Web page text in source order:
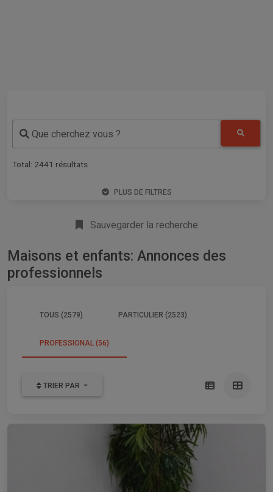
Que cherchez vous ?
Total: 2441 résultats
PLUS DE FILTRES
Sauvegarder la recherche
Maisons et enfants: Annonces des
professionnels
TOUS (2579) PARTICULIER (2523)
PROFESSIONAL (56)
TRIER PAR